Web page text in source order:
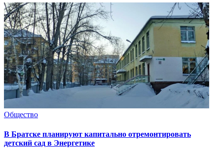
Общество
В Братске планируют капитально отремонтировать
детский сад в Энергетике